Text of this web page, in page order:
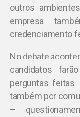
outros
empresa
credenciamento
No debate
candidatos
perguntas feitas
também por
–